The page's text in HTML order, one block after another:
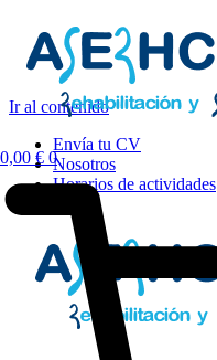
Ir al contenido
Envía tu CV
Nosotros
Horarios de actividades
0,00 € 0